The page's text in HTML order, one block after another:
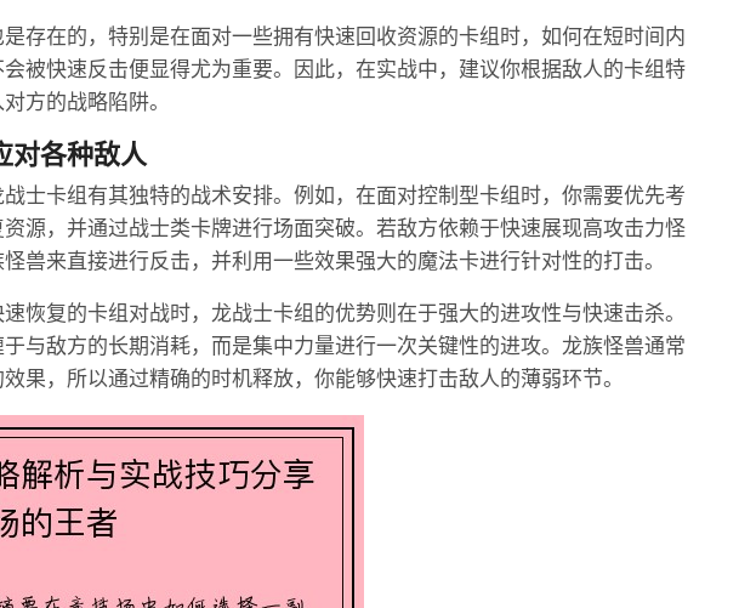
存在的，特别是在面对一些拥有快速回收资源的卡组时，如何在短时间内
被快速反击便显得尤为重要。因此，在实战中，建议你根据敌人的卡组特
方的战略陷阱。
对各种敌人
士卡组有其独特的战术安排。例如，在面对控制型卡组时，你需要优先考
源，并通过战士类卡牌进行场面突破。若敌方依赖于快速展现高攻击力怪
兽来直接进行反击，并利用一些效果强大的魔法卡进行针对性的打击。
恢复的卡组对战时，龙战士卡组的优势则在于强大的进攻性与快速击杀。
与敌方的长期消耗，而是集中力量进行一次关键性的进攻。龙族怪兽通常
果，所以通过精确的时机释放，你能够快速打击敌人的薄弱环节。